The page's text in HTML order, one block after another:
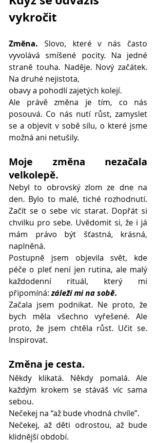
vykročit
Změna. Slovo, které v nás často
vyvolává smíšené pocity. Na jedné
straně touha. Naděje. Nový začátek.
Na druhé nejistota,
obavy a pohodlí zajetých kolejí.
Ale právě změna je tím, co nás
posouvá. Co nás nutí růst, zamyslet
se a objevit v sobě sílu, o které jsme
možná ani netušily.
Moje změna nezačala
velkolepě.
Nebyl to obrovský zlom ze dne na
den. Bylo to malé, tiché rozhodnutí.
Začít se o sebe víc starat. Dopřát si
chvilku pro sebe. Uvědomit si, že i já
mám právo být šťastná, krásná,
naplněná.
Postupně jsem objevila svět, kde
péče o pleť není jen rutina, ale malý
každodenní rituál, který mi
připomíná: záleží mi na sobě.
Začala jsem podnikat. Ne proto, že
bych měla všechno vyřešené. Ale
proto, že jsem chtěla růst. Učit se.
Inspirovat.
Změna je cesta.
Někdy klikatá. Někdy pomalá. Ale
každým krokem se stáváš víc sama
sebou.
Nečekej na “až bude vhodná chvíle”.
Nečekej, až děti odrostou, až bude
klidnější období.